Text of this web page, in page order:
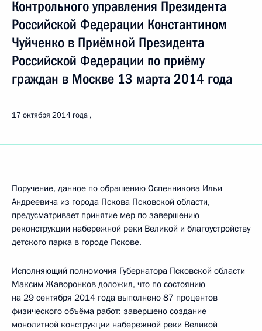
Контрольного управления Президента
Российской Федерации Константином
Чуйченко в Приёмной Президента
Российской Федерации по приёму
граждан в Москве 13 марта 2014 года
17 октября 2014 года
Поручение, данное по обращению Оспенникова Ильи
Андреевича из города Пскова Псковской области,
предусматривает принятие мер по завершению
реконструкции набережной реки Великой и благоустройству
детского парка в городе Пскове.
Исполняющий полномочия Губернатора Псковской области
Максим Жаворонков доложил, что по состоянию
на 29 сентября 2014 года выполнено 87 процентов
физического объёма работ: завершено создание
монолитной конструкции набережной реки Великой